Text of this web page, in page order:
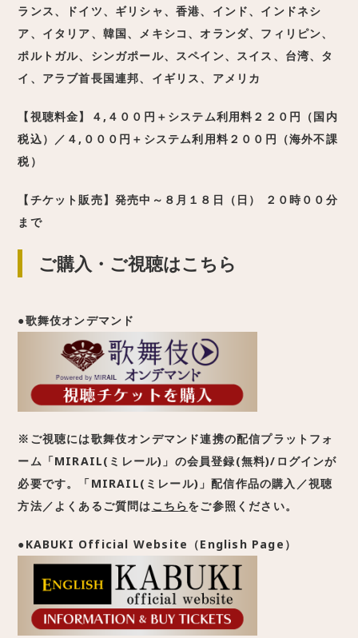
ランス、ドイツ、ギリシャ、香港、インド、インドネシ
ア、イタリア、韓国、メキシコ、オランダ、フィリピン、
ポルトガル、シンガポール、スペイン、スイス、台湾、タ
イ、アラブ首長国連邦、イギリス、アメリカ
【視聴料金】４,４００円＋システム利用料２２０円（国内
税込）／４,０００円＋システム利用料２００円（海外不課
税）
【チケット販売】発売中～８月１８日（日） ２０時００分
まで
ご購入・ご視聴はこちら
●歌舞伎オンデマンド
※ご視聴には歌舞伎オンデマンド連携の配信プラットフォ
ーム「MIRAIL(ミレール)」の会員登録(無料)/ログインが
必要です。「MIRAIL(ミレール)」配信作品の購入／視聴
方法／よくあるご質問はこちらをご参照ください。
●KABUKI Official Website（English Page）